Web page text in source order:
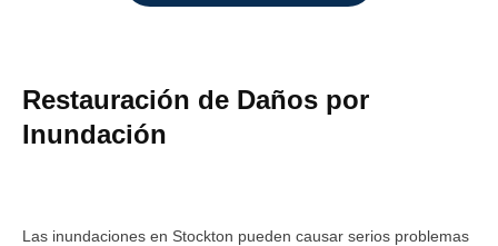
Restauración de Daños por
Inundación
Las inundaciones en Stockton pueden causar serios problemas